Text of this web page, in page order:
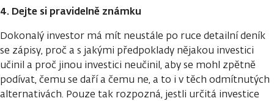
4. Dejte si pravidelně známku
Dokonalý investor má mít neustále po ruce detailní deník
se zápisy, proč a s jakými předpoklady nějakou investici
učinil a proč jinou investici neučinil, aby se mohl zpětně
podívat, čemu se daří a čemu ne, a to i v těch odmítnutých
alternativách. Pouze tak rozpozná, jestli určitá investice